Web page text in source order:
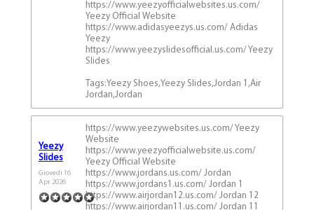
https://www.yeezyofficialwebsites.us.com/
Yeezy Official Website
https://www.adidasyeezys.us.com/ Adidas
Yeezy
https://www.yeezyslidesofficial.us.com/ Yeezy
Slides
Tags:Yeezy Shoes,Yeezy Slides,Jordan 1,Air
Jordan,Jordan
Yeezy
Slides
Giovedì 16
Apr 2026
https://www.yeezywebsites.us.com/ Yeezy
Website
https://www.yeezyofficialwebsite.us.com/
Yeezy Official Website
https://www.jordans.us.com/ Jordan
https://www.jordans1.us.com/ Jordan 1
https://www.airjordan12.us.com/ Jordan 12
https://www.airjordan11.us.com/ Jordan 11